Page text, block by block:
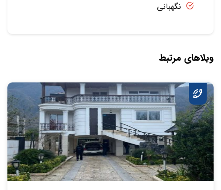
نگهبانی
ویلاهای مرتبط